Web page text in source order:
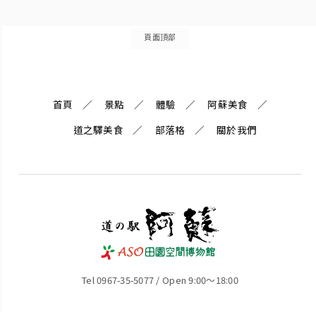
頁面頂部
首頁 景點 體驗
阿蘇美食
道之驛美食
部落格 關於我們
Tel 0967-35-5077 / Open 9:00～18:00